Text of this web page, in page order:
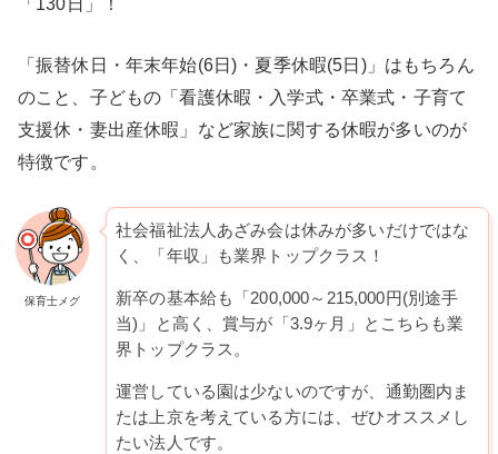
「振替休日・年末年始(6日)・夏季休暇(5日)」はもちろん
のこと、子どもの「看護休暇・入学式・卒業式・子育て
支援休・妻出産休暇」など家族に関する休暇が多いのが
特徴です。
保育士メグ
社会福祉法人あざみ会は休みが多いだけではな
く、「年収」も業界トップクラス！
新卒の基本給も「200,000～215,000円(別途手
当)」と高く、賞与が「3.9ヶ月」とこちらも業
界トップクラス。
運営している園は少ないのですが、通勤圏内ま
たは上京を考えている方には、ぜひオススメし
たい法人です。